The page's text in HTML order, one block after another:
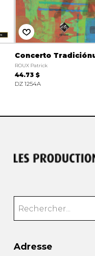
Concerto
ROUX Patrick
44.73 $
DZ 1254A
Adresse